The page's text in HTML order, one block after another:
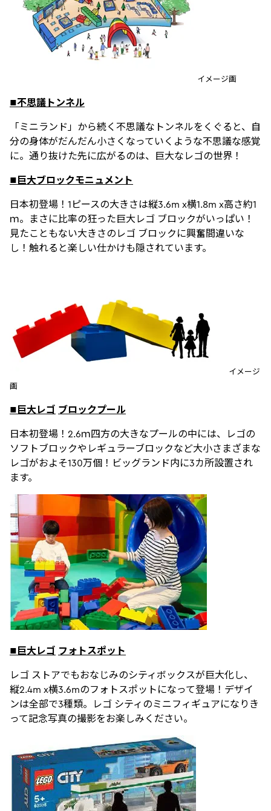
イメージ画
■不思議トンネル
「ミニランド」から続く不思議なトンネルをくぐると、自
分の身体がだんだん小さくなっていくような不思議な感覚
に。通り抜けた先に広がるのは、巨大なレゴの世界！
■巨大ブロックモニュメント
日本初登場！1ピースの大きさは縦3.6m x横1.8m x高さ約1
ｍ。まさに比率の狂った巨大レゴ ブロックがいっぱい！
見たこともない大きさのレゴ ブロックに興奮間違いな
し！触れると楽しい仕かけも隠されています。
イメージ
画
■巨大レゴ ブロックプール
日本初登場！2.6ｍ四方の大きなプールの中には、レゴの
ソフトブロックやレギュラーブロックなど大小さまざまな
レゴがおよそ130万個！ビッグランド内に3カ所設置され
ます。
■巨大レゴ フォトスポット
レゴ ストアでもおなじみのシティボックスが巨大化し、
縦2.4m x横3.6mのフォトスポットになって登場！デザイ
ンは全部で3種類。レゴ シティのミニフィギュアになりき
って記念写真の撮影をお楽しみください。